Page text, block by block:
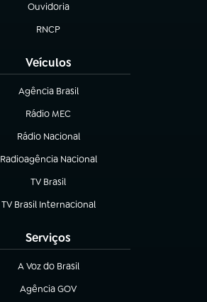
Ouvidoria
(abre em nova aba)
RNCP
(abre em nova aba)
Veículos
Agência Brasil
(abre em nova aba)
Rádio MEC
(abre em nova aba)
Rádio Nacional
Radioagência Nacional
(abre em nova aba)
TV Brasil
(abre em nova aba)
TV Brasil Internacional
(abre em nova aba)
Serviços
A Voz do Brasil
(abre em nova aba)
Agência GOV
(abre em nova aba)